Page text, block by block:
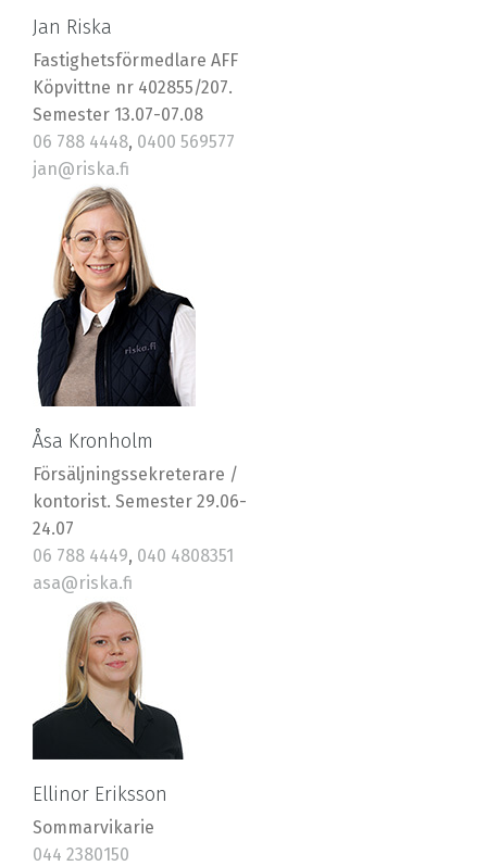
Jan Riska
Fastighetsförmedlare AFF
Köpvittne nr 402855/207.
Semester 13.07-07.08
06 788 4448, 0400 569577
jan@riska.fi
Åsa Kronholm
Försäljningssekreterare /
kontorist. Semester 29.06-
24.07
06 788 4449, 040 4808351
asa@riska.fi
Ellinor Eriksson
Sommarvikarie
044 2380150